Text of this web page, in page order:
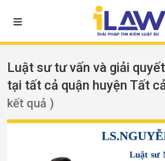
Luật sư tư vấn và giải
tại tất cả quận huyện Tất
kết quả )